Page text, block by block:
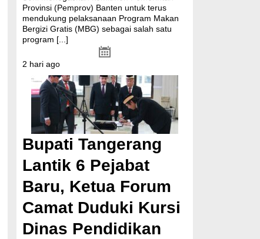
Provinsi (Pemprov) Banten untuk terus
mendukung pelaksanaan Program Makan
Bergizi Gratis (MBG) sebagai salah satu
program [...]
2 hari ago
Bupati Tangerang
Lantik 6 Pejabat
Baru, Ketua Forum
Camat Duduki Kursi
Dinas Pendidikan